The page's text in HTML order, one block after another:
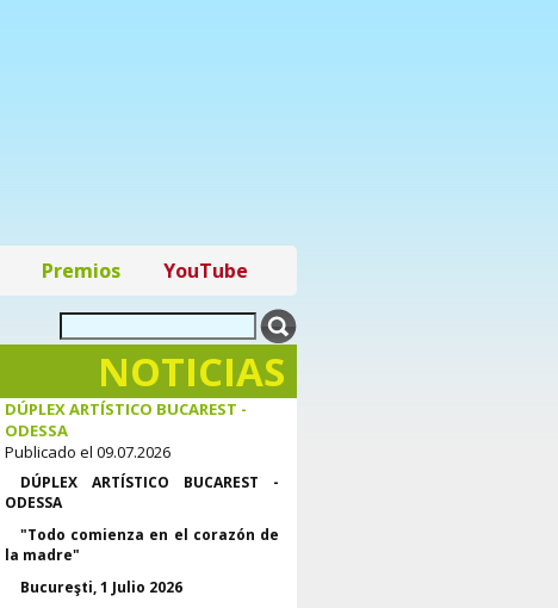
Premios YouTube
NOTICIAS
DÚPLEX ARTÍSTICO BUCAREST -
ODESSA
Publicado el 09.07.2026
DÚPLEX ARTÍSTICO BUCAREST -
ODESSA
"Todo comienza en el corazón de
la madre"
Bucureşti, 1 Julio 2026